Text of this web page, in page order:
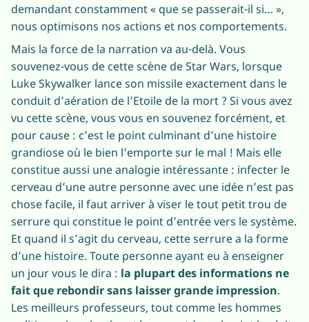
demandant constamment « que se passerait-il si… »,
nous optimisons nos actions et nos comportements.
Mais la force de la narration va au-delà. Vous
souvenez-vous de cette scène de Star Wars, lorsque
Luke Skywalker lance son missile exactement dans le
conduit d’aération de l’Etoile de la mort ? Si vous avez
vu cette scène, vous vous en souvenez forcément, et
pour cause : c’est le point culminant d’une histoire
grandiose où le bien l’emporte sur le mal ! Mais elle
constitue aussi une analogie intéressante : infecter le
cerveau d’une autre personne avec une idée n’est pas
chose facile, il faut arriver à viser le tout petit trou de
serrure qui constitue le point d’entrée vers le système.
Et quand il s’agit du cerveau, cette serrure a la forme
d’une histoire. Toute personne ayant eu à enseigner
un jour vous le dira : la plupart des informations ne
fait que rebondir sans laisser grande impression.
Les meilleurs professeurs, tout comme les hommes